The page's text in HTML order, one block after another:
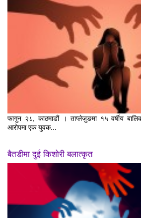
फागुन २८, काठमाडौं । ताप्लेजुङमा १५ वर्षीय
आरोपमा एक युवक...
बैतडीमा दुई किशोरी बलात्कृत